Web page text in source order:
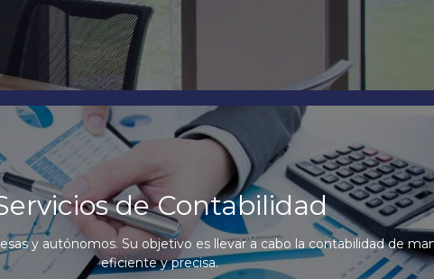
de Outsourcing Contable
Contable está diseñado para agregar valor y optimizar
operaciones de tu organización.